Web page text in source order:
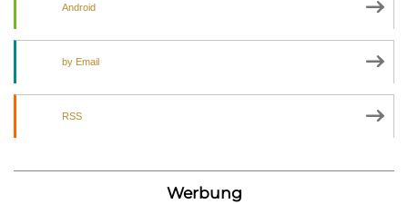
Android
by Email
RSS
Werbung